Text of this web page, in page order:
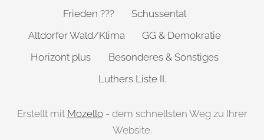
Frieden ???
Schussental
Altdorfer Wald/Klima
GG & Demokratie
Horizont plus
Besonderes & Sonstiges
Luthers Liste II.
Erstellt mit Mozello- dem schnellsten Weg zu Ihrer
Website.